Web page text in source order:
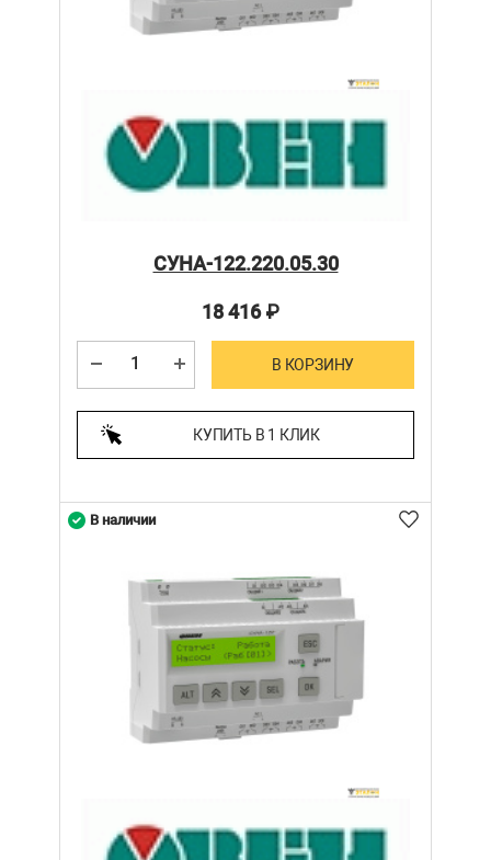
СУНА-122.220.05.30
18 416₽
В КОРЗИНУ
КУПИТЬ В 1 КЛИК
В наличии